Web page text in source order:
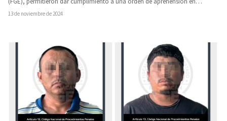
13 de noviembre de 2024